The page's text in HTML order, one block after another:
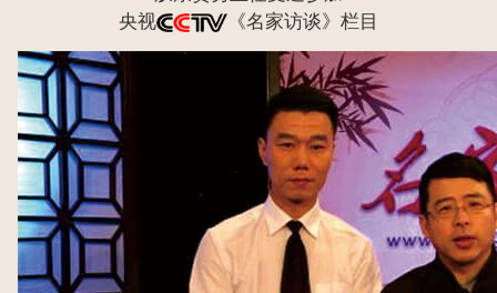
央视
《名家访谈》栏目